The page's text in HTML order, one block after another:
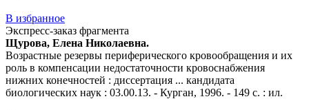
В избранное
Экспресс-заказ фрагмента
Щурова, Елена Николаевна.
Возрастные резервы периферического кровообращения и их
роль в компенсации недостаточности кровоснабжения
нижних конечностей : диссертация ... кандидата
биологических наук : 03.00.13. - Курган, 1996. - 149 с. : ил.